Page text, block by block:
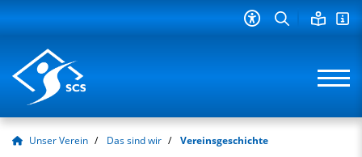
Unser Verein Das sind wir Vereinsgeschichte